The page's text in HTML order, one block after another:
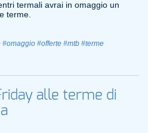
termali avrai in omaggio un
terme.
#omaggio #offerte #mtb #terme
alle terme di